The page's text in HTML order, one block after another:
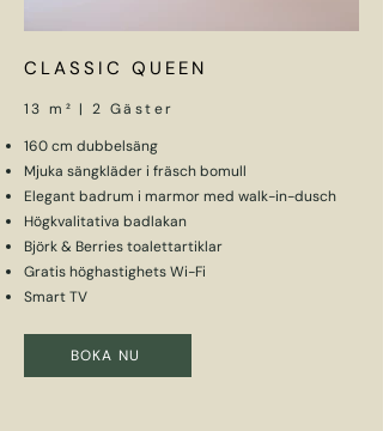
CLASSIC QUEEN
13 m² | 2 Gäster
160 cm dubbelsäng
Mjuka sängkläder i fräsch bomull
Elegant badrum i marmor med walk-in-dusch
Högkvalitativa badlakan
Björk & Berries toalettartiklar
Gratis höghastighets Wi-Fi
Smart TV
BOKA NU